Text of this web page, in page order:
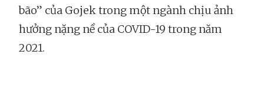
bão” của Gojek trong một ngành chịu ảnh
hưởng nặng nề của COVID-19 trong năm
2021.